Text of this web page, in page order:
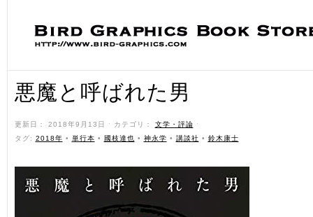
悪魔と呼ばれた男
更新日： 2018年9月13日 ˑ カテゴリ： 文学・評論 ˑ
タグ: 2018年 • 単行本 • 國枝達也 • 神永学 • 講談社 • 鈴木康士